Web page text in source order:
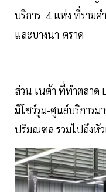
บริการ 4 แห่ง ที่ราม
และบางนา-ตราด
ส่วน เนต้า ที่ทำตลาด
มีโชว์รูม-ศูนย์บริการม
ปริมณฑล รวมไปถึงหั